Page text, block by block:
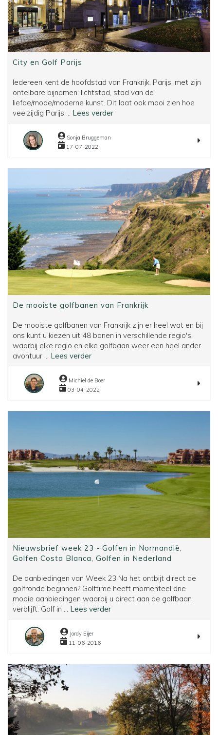
City en Golf Parijs
Iedereen kent de hoofdstad van Frankrijk, Parijs, met zijn
ontelbare bijnamen: lichtstad, stad van de
liefde/mode/moderne kunst. Dit laat ook mooi zien hoe
veelzijdig Parijs ... Lees verderCity
en
Sonja Bruggeman
17-07-2022
De mooiste golfbanen van Frankrijk
De mooiste golfbanen van Frankrijk zijn er heel wat en bij
ons kunt u kiezen uit 48 banen in verschillende regio's,
waarbij elke regio en elke golfbaan weer een heel ander
avontuur ... Lees verderDe
mooiste
van
Michiel de Boer
03-04-2022
Nieuwsbrief week 23 - Golfen in Normandië,
Golfen Costa Blanca, Golfen in Nederland
De aanbiedingen van Week 23 Na het ontbijt direct de
golfronde beginnen? Golftime heeft momenteel drie
mooie aanbiedingen waarbij u direct aan de golfbaan
verblijft. Golf in ... Lees verderNieuwsbrief
week
Normandië,
Golfen
Costa
Blanca,
Golfen
in
Nederland
Jordy Eijer
11-06-2016